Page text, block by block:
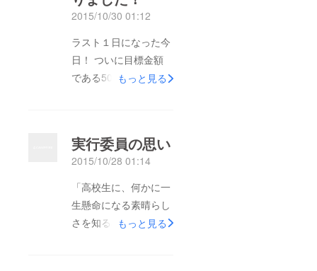
2015/10/30 01:12
ラスト１日になった今
日！ ついに目標金額
である50万円を達成す
とてもうれしく思いま
す。 本当にありがと
うございます。 ラス
ト１日もどうかよろし
くお願いいたします。
もっと見る
実行委員の思い
2015/10/28 01:14
「高校生に、何かに一
生懸命になる素晴らし
さを知る機会を提供し
もっと見る